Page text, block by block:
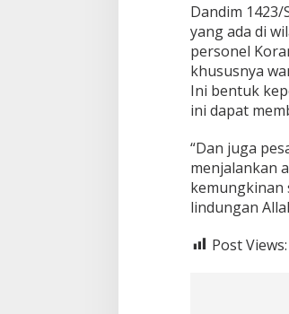
Dandim
yang ada di
personel
khususnya
Ini bentuk
ini dapat
“Dan juga
menjalankan
kemungkinan
lindungan
Post Views: